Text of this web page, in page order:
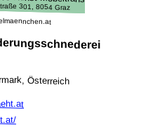
Österreich